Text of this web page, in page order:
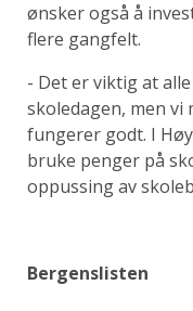
ønsker også å
flere gangfelt.
- Det er viktig at
skoledagen, men
fungerer godt. I
bruke penger på
oppussing av
Bergenslisten